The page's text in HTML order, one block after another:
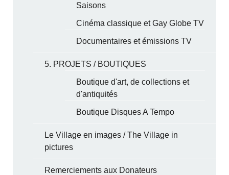
Saisons
Cinéma classique et Gay Globe TV
Documentaires et émissions TV
5. PROJETS / BOUTIQUES
Boutique d'art, de collections et
d'antiquités
Boutique Disques A Tempo
Le Village en images / The Village in
pictures
Remerciements aux Donateurs